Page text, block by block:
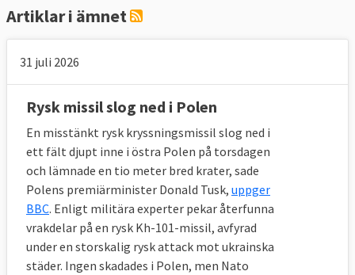
Artiklar i ämnet
31 juli 2026
Rysk missil slog ned i Polen
En misstänkt rysk kryssningsmissil slog ned i
ett fält djupt inne i östra Polen på torsdagen
och lämnade en tio meter bred krater, sade
Polens premiärminister Donald Tusk, uppger
BBC. Enligt militära experter pekar återfunna
vrakdelar på en rysk Kh-101-missil, avfyrad
under en storskalig rysk attack mot ukrainska
städer. Ingen skadades i Polen, men Nato